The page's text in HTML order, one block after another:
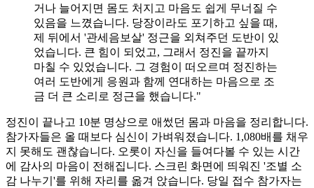
거나 늘어지면 몸도 처지고 마음도 쉽게 무너질 수
있음을 느꼈습니다. 당장이라도 포기하고 싶을 때,
제 뒤에서 '관세음보살' 정근을 외쳐주던 도반이 있
었습니다. 큰 힘이 되었고, 그래서 정진을 끝까지
마칠 수 있었습니다. 그 경험이 떠오르며 정진하는
여러 도반에게 응원과 함께 연대하는 마음으로 조
금 더 큰 소리로 정근을 했습니다."
정진이 끝나고 10분 명상으로 애썼던 몸과 마음을 정리합니다.
참가자들은 올 때보다 심신이 가벼워졌습니다. 1,080배를 채우
지 못해도 괜찮습니다. 오롯이 자신을 들여다볼 수 있는 시간
에 감사의 마음이 전해집니다. 스크린 화면에 띄워진 '조별 소
감 나누기'를 위해 자리를 옮겨 앉습니다. 당일 접수 참가자는